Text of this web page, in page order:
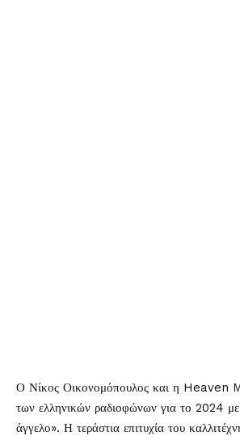
Ο Νίκος Οικονομόπουλος και η Heaven
των ελληνικών ραδιοφώνων για το 2024
άγγελο». Η τεράστια επιτυχία του